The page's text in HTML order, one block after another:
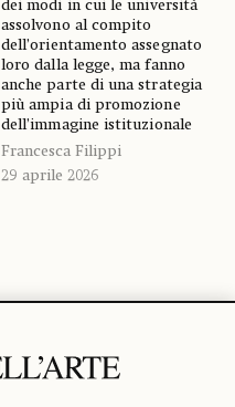
dei modi in cui le università
assolvono al compito
dell’orientamento assegnato
loro dalla legge, ma fanno
anche parte di una strategia
più ampia di promozione
dell’immagine istituzionale
Francesca Filippi
29 aprile 2026